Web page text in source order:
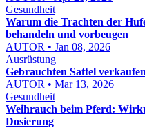
Gesundheit
Warum die Trachten der
behandeln und vorbeugen
AUTOR • Jan 08, 2026
Ausrüstung
Gebrauchten Sattel
AUTOR • Mar 13, 2026
Gesundheit
Weihrauch beim Pferd:
Dosierung